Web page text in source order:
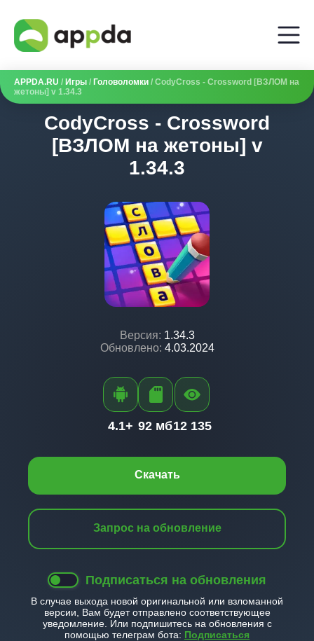
APPDA.RU / Игры / Головоломки / CodyCross - Crossword [ВЗЛОМ на
жетоны] v 1.34.3
CodyCross - Crossword
[ВЗЛОМ на жетоны] v
1.34.3
Версия: 1.34.3
Обновлено: 4.03.2024
Скачать
Запрос на обновление
Подписаться на обновления
В случае выхода новой оригинальной или взломанной
версии, Вам будет отправлено соответствующее
уведомление. Или подпишитесь на обновления с
помощью телеграм бота: Подписаться
4.1+ 92 мб12 135